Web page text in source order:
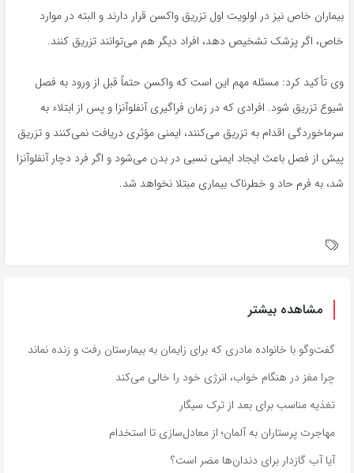
بیماران خاص نیز در اولویت اول تزریق واکسن قرار دارند و البته در موارد
خاص، اگر پزشک تشخیص دهد، افراد دیگر هم می‌توانند تزریق کنند.
وی تأکید کرد: مسئله مهم این است که واکسن حتماً قبل از ورود به فصل
شیوع تزریق شود. افرادی که در زمان فراگیری آنفلوآنزا و پس از ابتلاء به
سرماخوردگی اقدام به تزریق می‌کنند، ایمنی مؤثری دریافت نمی‌کنند و تزریق
پیش از فصل باعث ایجاد ایمنی نسبی در بدن می‌شود و اگر فرد دچار آنفلوآنزا
شد، به فرم حاد و خطرناک بیماری مبتلا نخواهد شد.
مشاهده بیشتر
گفت‌وگو با خانواده مادری که برای زایمان به بیمارستان رفت و زنده نماند
چرا مغز در هنگام خواب، انرژی خود را خالی می‌کند
تغذیه مناسب برای بعد از ترک سیگار
مهاجرت پرستاران به آلمان؛ از معادل‌سازی تا استخدام
آیا آب گازدار برای دندان‌ها مضر است؟